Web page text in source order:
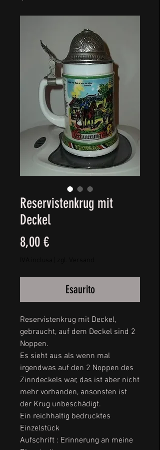
Reservistenkrug mit
Deckel
8,00 €Prezzo
Esaurito
Reservistenkrug mit Deckel,
gebraucht, auf dem Deckel sind 2
Noppen.
Es sieht aus als wenn mal
irgendwas auf den 2 Noppen des
Zinndeckels war, das ist aber nicht
mehr vorhanden, ansonsten ist
der Krug unbeschädigt.
Ein reichhaltig bedrucktes
Einzelstück
Aufschrift : Erinnerung an meine